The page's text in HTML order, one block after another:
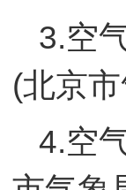
3.空
(北京
4.空